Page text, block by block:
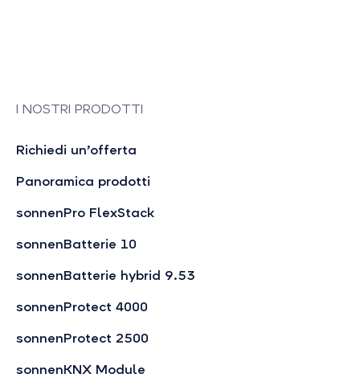
I NOSTRI PRODOTTI
Richiedi un’offerta
Panoramica prodotti
sonnenPro FlexStack
sonnenBatterie 10
sonnenBatterie hybrid 9.53
sonnenProtect 4000
sonnenProtect 2500
sonnenKNX Module